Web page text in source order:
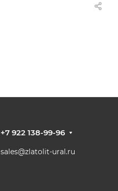
+7 922 138-99-96
sales@zlatolit-ural.ru